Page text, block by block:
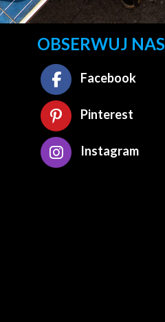
OBSERWUJ NAS
Facebook
Pinterest
Instagram